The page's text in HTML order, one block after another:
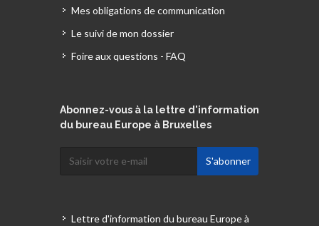
Mes obligations de communication
Le suivi de mon dossier
Foire aux questions - FAQ
Abonnez-vous à la lettre d'information
du bureau Europe à Bruxelles
Lettre d'information du bureau Europe à